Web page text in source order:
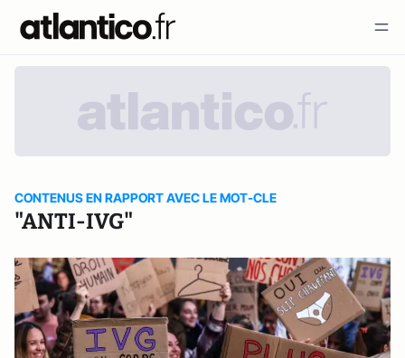
CONTENUS EN RAPPORT AVEC LE MOT-CLE
"ANTI-IVG"